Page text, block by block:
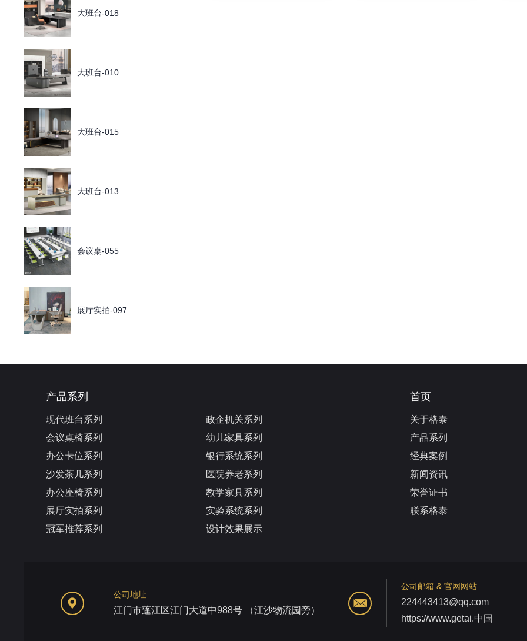
大班台-018
大班台-010
大班台-015
大班台-013
会议桌-055
展厅实拍-097
产品系列
现代班台系列
会议桌椅系列
办公卡位系列
沙发茶几系列
办公座椅系列
展厅实拍系列
冠军推荐系列
政企机关系列
幼儿家具系列
银行系统系列
医院养老系列
教学家具系列
实验系统系列
设计效果展示
首页
关于格泰
产品系列
经典案例
新闻资讯
荣誉证书
联系格泰
公司地址
江门市蓬江区江门大道中988号 （江沙物流园旁）
公司邮箱 & 官网网站
224443413@qq.com
https://www.getai.中国